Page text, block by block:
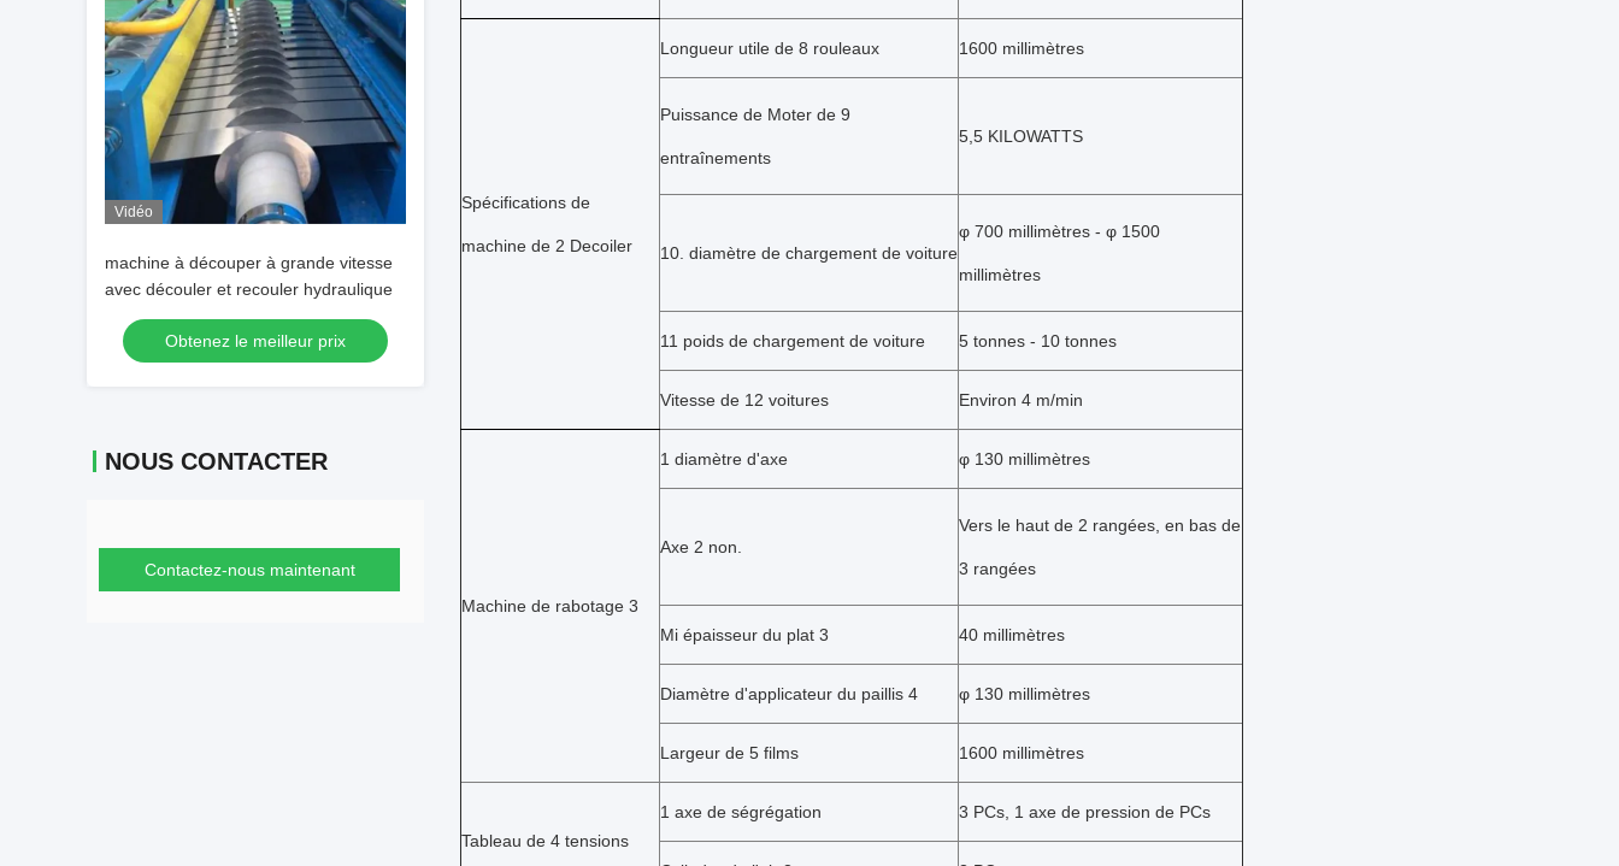
Vidéo
machine à découper à grande vitesse
avec découler et recouler hydraulique
Obtenez le meilleur prix
NOUS CONTACTER
Contactez-nous maintenant
Spécifications de
machine de 2 Decoiler
Longueur utile de 8 rouleaux 1600 millimètres
Puissance de Moter de 9
entraînements
5,5 KILOWATTS
10. diamètre de chargement de voiture
φ 700 millimètres - φ 1500
millimètres
11 poids de chargement de voiture 5 tonnes - 10 tonnes
Vitesse de 12 voitures Environ 4 m/min
Machine de rabotage 3
1 diamètre d'axe φ 130 millimètres
Axe 2 non.
Vers le haut de 2 rangées, en bas de
3 rangées
Mi épaisseur du plat 3 40 millimètres
Diamètre d'applicateur du paillis 4 φ 130 millimètres
Largeur de 5 films 1600 millimètres
Tableau de 4 tensions
1 axe de ségrégation 3 PCs, 1 axe de pression de PCs